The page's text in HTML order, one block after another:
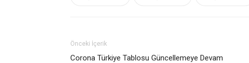
Önceki İçerik
Corona Türkiye Tablosu Güncellemeye Devam